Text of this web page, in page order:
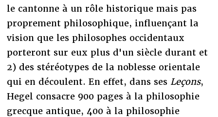
le cantonne à un rôle historique mais pas
proprement philosophique, influençant la
vision que les philosophes occidentaux
porteront sur eux plus d'un siècle durant et
2) des stéréotypes de la noblesse orientale
qui en découlent. En effet, dans ses Leçons,
Hegel consacre 900 pages à la philosophie
grecque antique, 400 à la philosophie